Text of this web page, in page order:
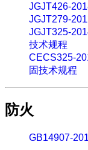
JGJT426-
JGJT279-
JGJT325-
技术规程
CECS325-
固技术规程
防火
GB14907-